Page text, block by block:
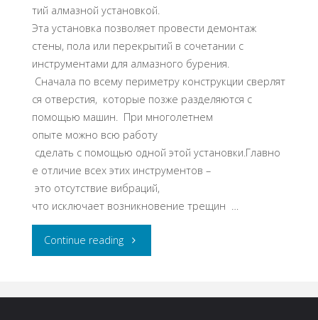
тий алмазной установкой.
Эта установка позволяет провести демонтаж
стены, пола или перекрытий в сочетании с
инструментами для алмазного бурения.
Сначала по всему периметру конструкции сверлят
ся отверстия, которые позже разделяются с
помощью машин. При многолетнем
опыте можно всю работу
сделать с помощью одной этой установки.Главно
е отличие всех этих инструментов –
это отсутствие вибраций,
что исключает возникновение трещин …
Continue reading"ДЕМОНТАЖ
СТЕН,